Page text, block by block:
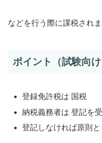
などを行う際に課税されま
ポイント（試験向け
登録免許税は 国税
納税義務者は 登記を
登記しなければ原則